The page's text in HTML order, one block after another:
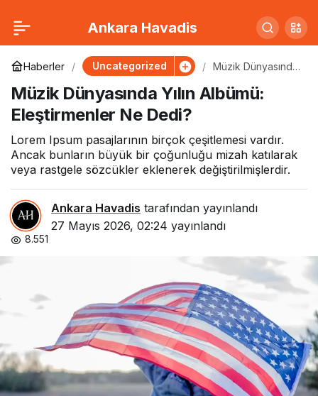
Ankara Havadis
Haberler Uncategorized
Müzik Dünyasında
Eleştirmenler Ne
Dedi?
Müzik Dünyasında Yılın Albümü:
Eleştirmenler Ne Dedi?
Lorem Ipsum pasajlarının birçok çeşitlemesi vardır.
Ancak bunların büyük bir çoğunluğu mizah katılarak
veya rastgele sözcükler eklenerek değiştirilmişlerdir.
Ankara Havadis tarafından yayınlandı
27 Mayıs 2026, 02:24 yayınlandı
8.551
Ünlü Çiftin Boşanma
Davası Başladı: İşte İlk
Detaylar
0 Paylaş